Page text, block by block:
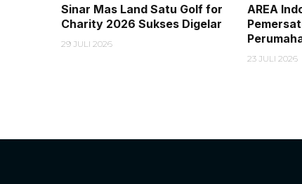
Sinar Mas Land Satu Golf for
Charity 2026 Sukses Digelar
29 JULI 2026
AREA
23 JULI 2026